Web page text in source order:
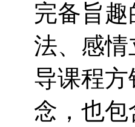
完备旨
法、感
导课程
念，也